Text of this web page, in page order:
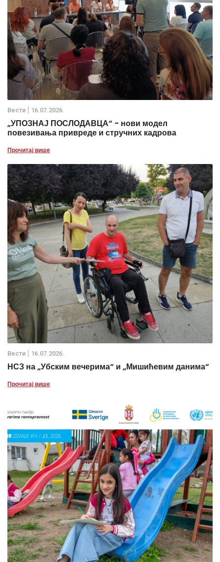
Вести 16.07.2026.
„УПОЗНАЈ ПОСЛОДАВЦА“ - нови модел
повезивања привреде и стручних кадрова
Прочитај више
Вести 16.07.2026.
НСЗ на „Убским вечерима“ и „Мишићевим данима“
Прочитај више